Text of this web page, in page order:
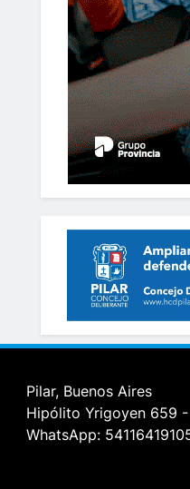
Pilar, Buenos Aires
Hipólito Yrigoyen 659
WhatsApp: